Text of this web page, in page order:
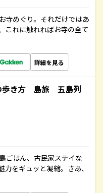
寺めぐり。それだけではあ
これに触れればお寺の全て
詳細を見る
歩き方 島旅 五島列
ごはん、古民家ステイな
をギュッと凝縮。さあ、